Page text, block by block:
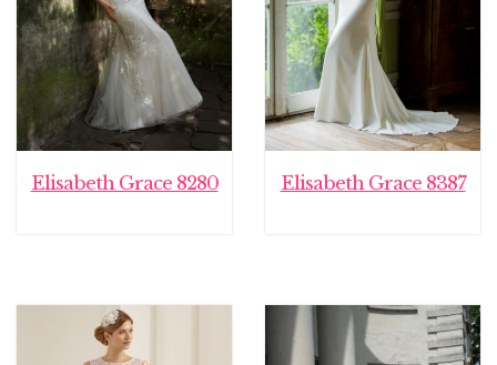
Elisabeth Grace 8280 Elisabeth Grace 8387